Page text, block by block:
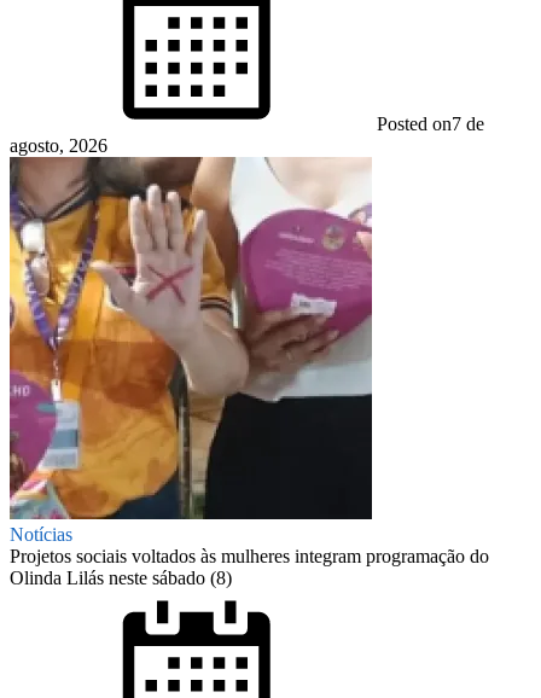
Posted on7 de
agosto, 2026
Notícias
Projetos sociais voltados às mulheres integram programação do
Olinda Lilás neste sábado (8)